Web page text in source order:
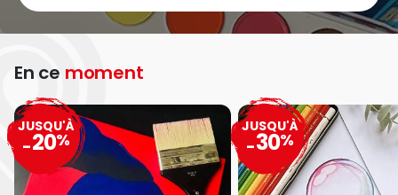
En ce moment
JUSQU'À
-20%
JUSQU'À
-30%